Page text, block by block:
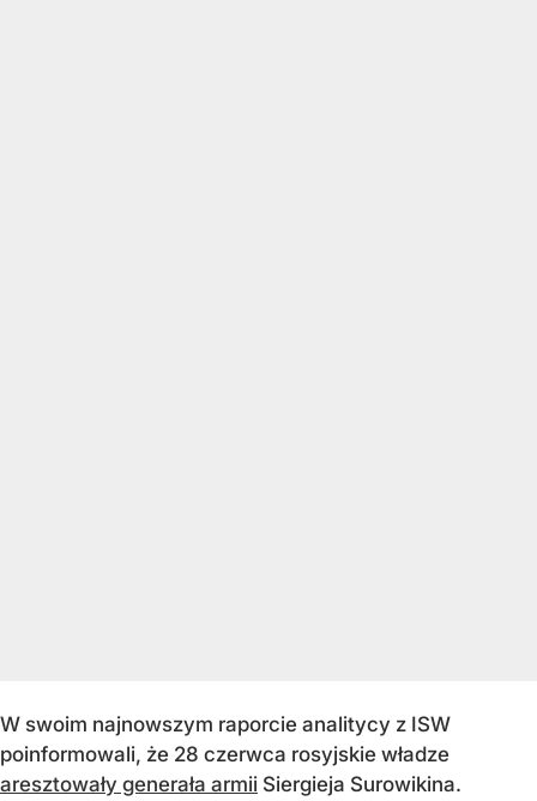
W swoim najnowszym raporcie analitycy z ISW
poinformowali, że 28 czerwca rosyjskie władze
aresztowały generała armii Siergieja Surowikina.